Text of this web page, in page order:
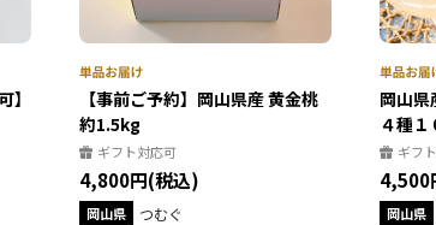
】
【事前ご予約】岡山県産 黄金桃
約1.5kg
ギフト対応可
4,800円(税込)
岡山県 つむぐ
岡山
４種１
ギフ
4,500
岡山県